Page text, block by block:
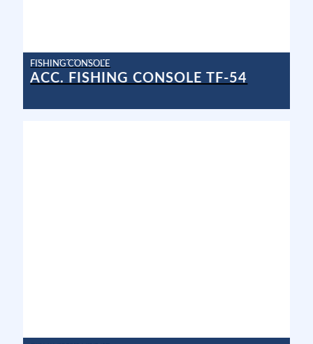
FISHING CONSOLE
ACC. FISHING CONSOLE TF-54